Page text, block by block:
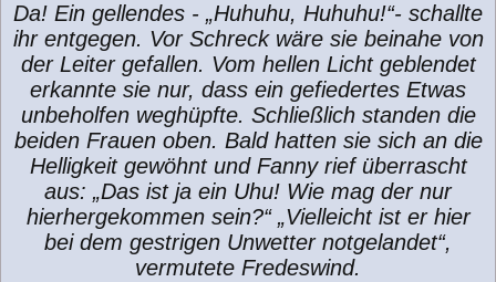
Da! Ein gellendes - „Huhuhu, Huhuhu!“- schallte
ihr entgegen. Vor Schreck wäre sie beinahe von
der Leiter gefallen. Vom hellen Licht geblendet
erkannte sie nur, dass ein gefiedertes Etwas
unbeholfen weghüpfte. Schließlich standen die
beiden Frauen oben. Bald hatten sie sich an die
Helligkeit gewöhnt und Fanny rief überrascht
aus: „Das ist ja ein Uhu! Wie mag der nur
hierhergekommen sein?“ „Vielleicht ist er hier
bei dem gestrigen Unwetter notgelandet“,
vermutete Fredeswind.